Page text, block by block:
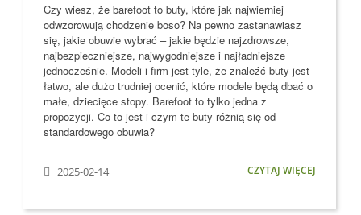
Czy wiesz, że barefoot to buty, które jak najwierniej
odwzorowują chodzenie boso? Na pewno zastanawiasz
się, jakie obuwie wybrać – jakie będzie najzdrowsze,
najbezpieczniejsze, najwygodniejsze i najładniejsze
jednocześnie. Modeli i firm jest tyle, że znaleźć buty jest
łatwo, ale dużo trudniej ocenić, które modele będą dbać o
małe, dziecięce stopy. Barefoot to tylko jedna z
propozycji. Co to jest i czym te buty różnią się od
standardowego obuwia?
2025-02-14 CZYTAJ WIĘCEJ